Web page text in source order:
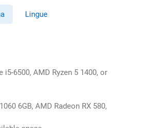
Lingue
i5-6500, AMD Ryzen 5 1400, or
6GB, AMD Radeon RX 580,